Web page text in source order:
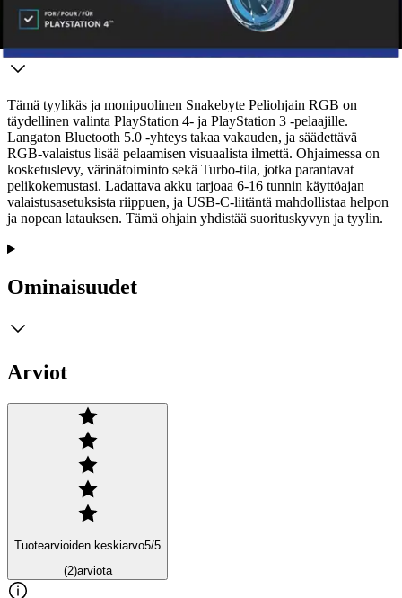
Tuotekuvaus
Tämä tyylikäs ja monipuolinen Snakebyte Peliohjain RGB on
täydellinen valinta PlayStation 4- ja PlayStation 3 -pelaajille.
Langaton Bluetooth 5.0 -yhteys takaa vakauden, ja säädettävä
RGB-valaistus lisää pelaamisen visuaalista ilmettä. Ohjaimessa on
kosketuslevy, värinätoiminto sekä Turbo-tila, jotka parantavat
pelikokemustasi. Ladattava akku tarjoaa 6-16 tunnin käyttöajan
valaistusasetuksista riippuen, ja USB-C-liitäntä mahdollistaa helpon
ja nopean latauksen. Tämä ohjain yhdistää suorituskyvyn ja tyylin.
Ominaisuudet
Arviot
Tuotearvioiden keskiarvo5/5
(2)arviota